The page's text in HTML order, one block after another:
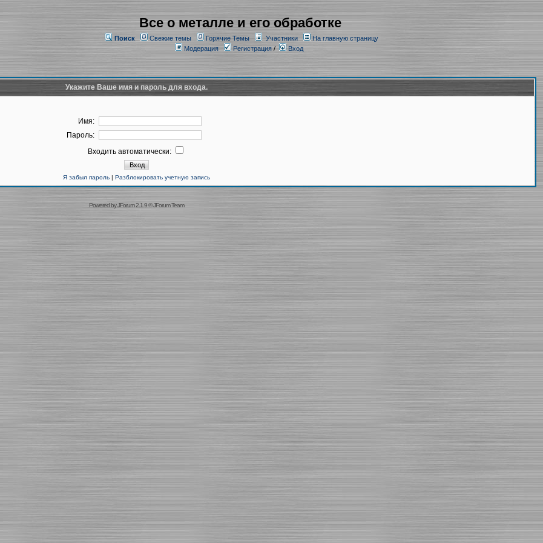
Все о металле и его обработке
Поиск Свежие темы Горячие Темы Участники
На главную страницу
Модерация
Регистрация/ Вход
Укажите Ваше имя и пароль для входа.
Имя:
Пароль:
Входить автоматически:
Я забыл пароль| Разблокировать учетную запись
Powered byJForum 2.1.9©JForum Team